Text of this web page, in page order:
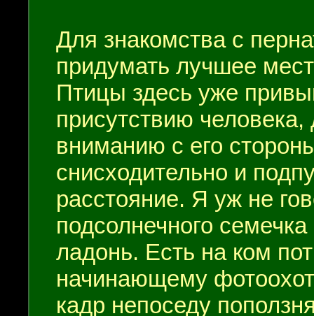
Для знакомства с
придумать лучшее
Птицы здесь уже
присутствию
вниманию с его
снисходительно и
расстояние. Я уж не
подсолнечного
ладонь. Есть на ком
начинающему
кадр непоседу